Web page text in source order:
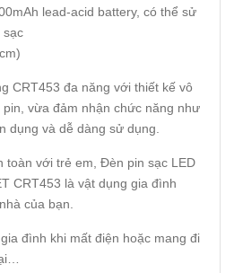
lead-acid battery, có thể sử
sạc
CRT453 đa năng với thiết kế vô
vừa đảm nhận chức năng như
dụng và dễ dàng sử dụng.
toàn với trẻ em, Đèn pin sạc LED
CRT453 là vật dụng gia đình
của bạn.
đình khi mất điện hoặc mang đi